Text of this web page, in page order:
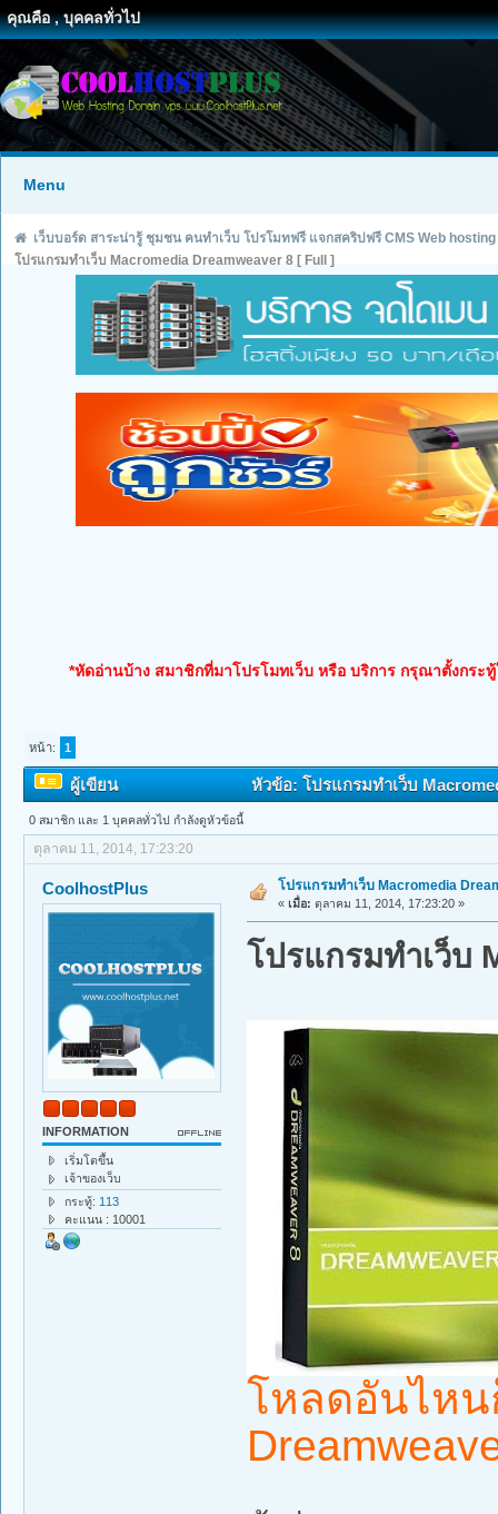
คุณคือ , บุคคลทั่วไป
Menu
เว็บบอร์ด สาระน่ารู้ ชุมชน คนทำเว็บ โปรโมทฟรี แจกสคริปฟรี CMS Web hosting
โปรแกรมทำเว็บ Macromedia Dreamweaver 8 [ Full ]
*หัดอ่านบ้าง สมาชิกที่มาโปรโมทเว็บ หรือ บริการ กรุณาตั้งกระ
หน้า: 1
ผู้เขียน หัวข้อ: โปรแกรมทำเว็บ
0 สมาชิก และ 1 บุคคลทั่วไป กำลังดูหัวข้อนี้
ตุลาคม 11, 2014, 17:23:20
CoolhostPlus
INFORMATION
เริ่มโตขึ้น
เจ้าของเว็บ
กระทู้: 113
คะแนน : 10001
โปรแกรมทำเว็บ Macromedia
« เมื่อ: ตุลาคม 11, 2014, 17:23:20 »
โปรแกรมทำเว็บ
โหลดอันไหน